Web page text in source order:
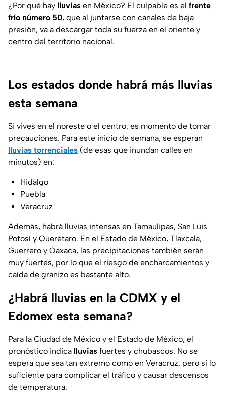
¿Por qué hay lluvias en México? El culpable es el frente
frío número 50, que al juntarse con canales de baja
presión, va a descargar toda su fuerza en el oriente y
centro del territorio nacional.
Los estados donde habrá más lluvias
esta semana
Si vives en el noreste o el centro, es momento de tomar
precauciones. Para este inicio de semana, se esperan
lluvias torrenciales (de esas que inundan calles en
minutos) en:
Hidalgo
Puebla
Veracruz
Además, habrá lluvias intensas en Tamaulipas, San Luis
Potosí y Querétaro. En el Estado de México, Tlaxcala,
Guerrero y Oaxaca, las precipitaciones también serán
muy fuertes, por lo que el riesgo de encharcamientos y
caída de granizo es bastante alto.
¿Habrá lluvias en la CDMX y el
Edomex esta semana?
Para la Ciudad de México y el Estado de México, el
pronóstico indica lluvias fuertes y chubascos. No se
espera que sea tan extremo como en Veracruz, pero sí lo
suficiente para complicar el tráfico y causar descensos
de temperatura.